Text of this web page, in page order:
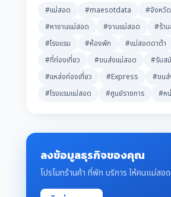
#แม่สอด #maesotdata
#จังหวั
#หางานแม่สอด
#งานแม่สอด #ร้าน
#โรงแรม
#ห้องพัก #แม่สอดดาต้า
#ที่ท่องเที่ยว
#ขนส่งแม่สอด
#รับส
#แหล่งท่องเที่ยว
#Express
#ขนส่
#โรงแรมแม่สอด
#ศูนย์ราชการ #ห
ลงข้อมูลธุรกิจของคุณ
โปรโมทร้านค้า ที่พัก บริการ ให้คนแม่สอ